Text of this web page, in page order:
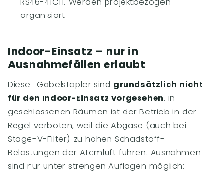
organisiert
Indoor-Einsatz – nur in
Ausnahmefällen erlaubt
Diesel-Gabelstapler sind grundsätzlich nicht
für den Indoor-Einsatz vorgesehen. In
geschlossenen Räumen ist der Betrieb in der
Regel verboten, weil die Abgase (auch bei
Stage-V-Filter) zu hohen Schadstoff-
Belastungen der Atemluft führen. Ausnahmen
sind nur unter strengen Auflagen möglich: